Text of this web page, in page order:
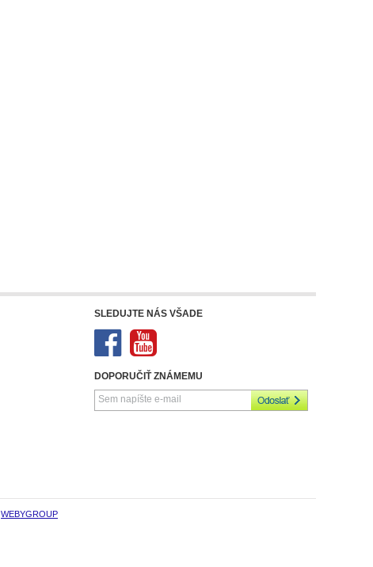
SLEDUJTE NÁS VŠADE
DOPORUČIŤ ZNÁMEMU
WEBYGROUP